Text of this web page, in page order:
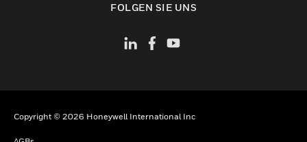
FOLGEN SIE UNS
Copyright © 2026 Honeywell International Inc